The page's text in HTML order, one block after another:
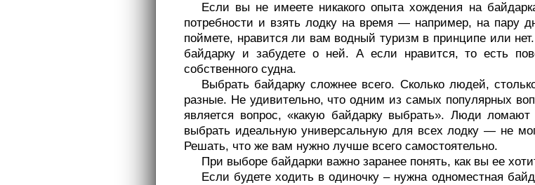
Если вы не имеете никакого опыта хождения на
потребности и взять лодку на время — например, на пару
поймете, нравится ли вам водный туризм в принципе или
байдарку и забудете о ней. А если нравится, то есть
собственного судна.
Выбрать байдарку сложнее всего. Сколько людей,
разные. Не удивительно, что одним из самых популярных
является вопрос, «какую байдарку выбрать». Люди
выбрать идеальную универсальную для всех лодку — не
Решать, что же вам нужно лучше всего самостоятельно.
При выборе байдарки важно заранее понять, как вы ее
Если будете ходить в одиночку – нужна одноместная